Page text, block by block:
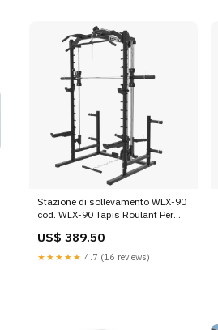
Stazione di sollevamento WLX-90
cod. WLX-90 Tapis Roulant Per
US$ 389.50
★★★★★ 4.7 (16 reviews)